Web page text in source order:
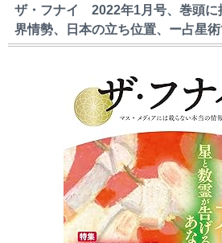
ザ・フナイ 2022年1月号、巻頭に
界情勢、日本の立ち位置、ー占星